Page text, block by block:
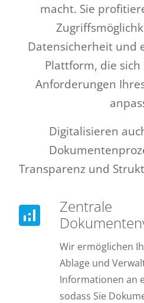
macht. Sie
Datensicherheit und
Plattform, die
Anforderungen
Digitalisieren
Transparenz und
analytics
Zentrale
Wir ermöglichen
Ablage und
Informationen an
sodass Sie